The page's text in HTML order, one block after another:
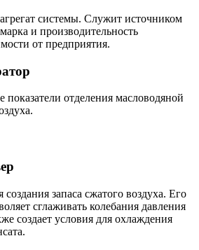
системы. Служит источником
и производительность
от предприятия.
показатели отделения масловодяной
создания запаса сжатого воздуха. Его
сглаживать колебания давления
создает условия для охлаждения